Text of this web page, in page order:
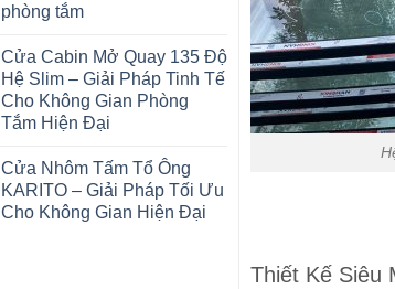
phòng tắm
Cửa Cabin Mở Quay 135 Độ
Hệ Slim – Giải Pháp Tinh Tế
Cho Không Gian Phòng
Tắm Hiện Đại
Cửa Nhôm Tấm Tổ Ông
KARITO – Giải Pháp Tối Ưu
Cho Không Gian Hiện Đại
Thiết Kế Siêu